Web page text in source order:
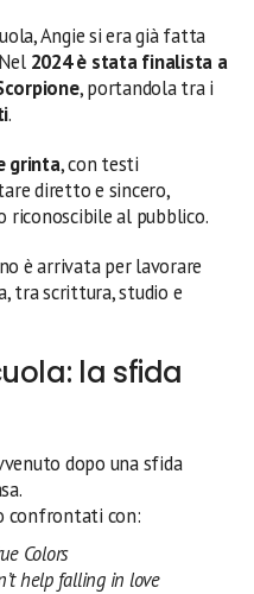
Angie si era già fatta
2024 è stata finalista a
, portandola tra i
.
grinta, con testi
diretto e sincero,
riconoscibile al pubblico.
è arrivata per lavorare
tra scrittura, studio e
la sfida
dopo una sfida
confrontati con:
Colors
help falling in love